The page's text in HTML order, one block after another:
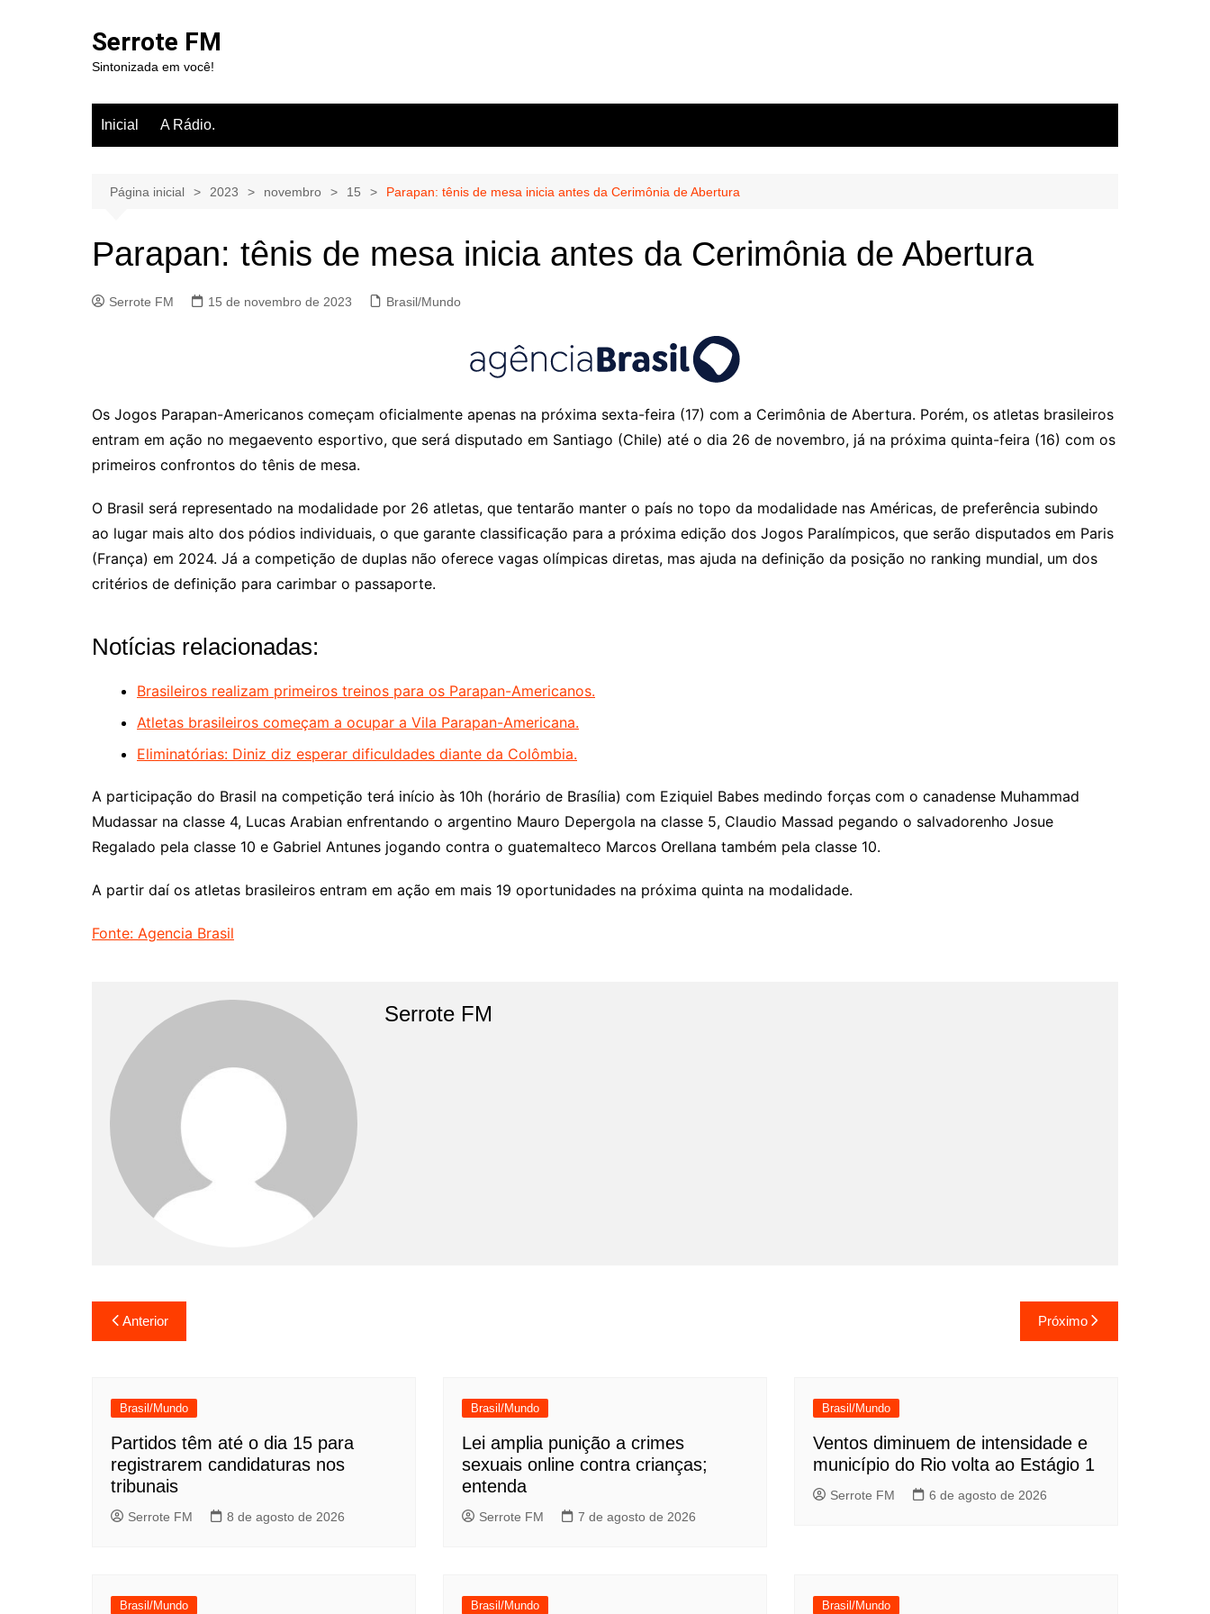
Serrote FM
Sintonizada em você!
Inicial A Rádio.
Página inicial 2023 novembro 15 Parapan: tênis de mesa inicia antes da Cerimônia de Abertura
Parapan: tênis de mesa inicia antes da Cerimônia de Abertura
Serrote FM 15 de novembro de 2023 Brasil/Mundo
Os Jogos Parapan-Americanos começam oficialmente apenas na próxima sexta-feira (17) com a Cerimônia de Abertura. Porém, os atletas brasileiros
entram em ação no megaevento esportivo, que será disputado em Santiago (Chile) até o dia 26 de novembro, já na próxima quinta-feira (16) com os
primeiros confrontos do tênis de mesa.
O Brasil será representado na modalidade por 26 atletas, que tentarão manter o país no topo da modalidade nas Américas, de preferência subindo
ao lugar mais alto dos pódios individuais, o que garante classificação para a próxima edição dos Jogos Paralímpicos, que serão disputados em Paris
(França) em 2024. Já a competição de duplas não oferece vagas olímpicas diretas, mas ajuda na definição da posição no ranking mundial, um dos
critérios de definição para carimbar o passaporte.
Notícias relacionadas:
Brasileiros realizam primeiros treinos para os Parapan-Americanos.
Atletas brasileiros começam a ocupar a Vila Parapan-Americana.
Eliminatórias: Diniz diz esperar dificuldades diante da Colômbia.
A participação do Brasil na competição terá início às 10h (horário de Brasília) com Eziquiel Babes medindo forças com o canadense Muhammad
Mudassar na classe 4, Lucas Arabian enfrentando o argentino Mauro Depergola na classe 5, Claudio Massad pegando o salvadorenho Josue
Regalado pela classe 10 e Gabriel Antunes jogando contra o guatemalteco Marcos Orellana também pela classe 10.
A partir daí os atletas brasileiros entram em ação em mais 19 oportunidades na próxima quinta na modalidade.
Fonte: Agencia Brasil
Serrote FM
Navegação
de
Anterior Próximo
Brasil/Mundo
Partidos têm até o dia 15 para
registrarem candidaturas nos
tribunais
Serrote FM 8 de agosto de 2026
Brasil/Mundo
Lei amplia punição a crimes
sexuais online contra crianças;
entenda
Serrote FM 7 de agosto de 2026
Brasil/Mundo
Ventos diminuem de intensidade e
município do Rio volta ao Estágio 1
Serrote FM 6 de agosto de 2026
Brasil/Mundo Brasil/Mundo Brasil/Mundo